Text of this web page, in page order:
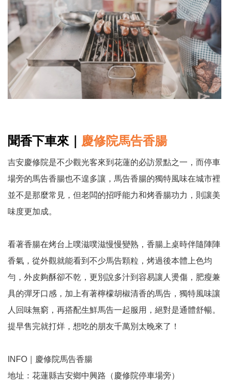
聞香下車來｜ 慶修院馬告香腸
吉安慶修院是不少觀光客來到花蓮的必訪景點之一，而停車
場旁的馬告香腸也不遑多讓，馬告香腸的獨特風味在城市裡
並不是那麼常見，但老闆的招呼能力和烤香腸功力，則讓美
味度更加成。
看著香腸在烤台上噗滋噗滋慢慢變熟，香腸上桌時伴隨陣陣
香氣，從外觀就能看到不少馬告顆粒，烤過後本體上色均
勻，外皮夠酥卻不乾，更別說多汁到容易讓人燙傷，肥瘦兼
具的彈牙口感，加上有著檸檬胡椒清香的馬告，獨特風味讓
人回味無窮，再搭配生鮮馬告一起服用，絕對是通體舒暢。
提早售完就打烊，想吃的朋友千萬別太晚來了！
INFO｜慶修院馬告香腸
地址：花蓮縣吉安鄉中興路（慶修院停車場旁）